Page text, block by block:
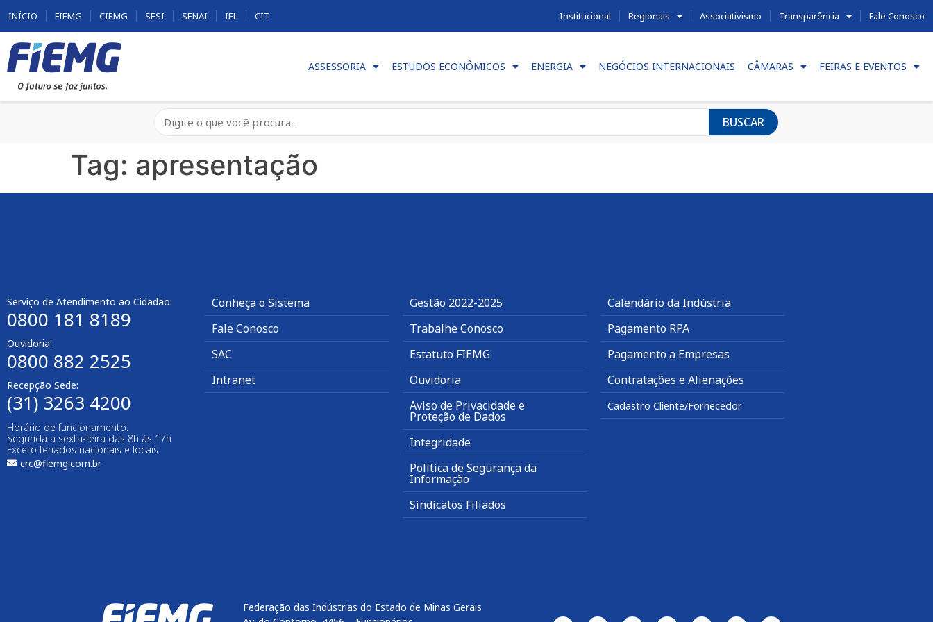
INÍCIO FIEMG CIEMG SESI SENAI IEL CIT Institucional Regionais Associativismo Transparência Fale Conosco
ASSESSORIA ESTUDOS ECONÔMICOS ENERGIA NEGÓCIOS INTERNACIONAIS CÂMARAS FEIRAS E EVENTOS
BUSCAR
Tag: apresentação
Serviço de Atendimento ao Cidadão:
0800 181 8189
Ouvidoria:
0800 882 2525
Recepção Sede:
(31) 3263 4200
Horário de funcionamento:
Segunda a sexta-feira das 8h às 17h
Exceto feriados nacionais e locais.
crc@fiemg.com.br
Conheça o Sistema
Fale Conosco
SAC
Intranet
Gestão 2022-2025
Trabalhe Conosco
Estatuto FIEMG
Ouvidoria
Aviso de Privacidade e
Proteção de Dados
Integridade
Política de Segurança da
Informação
Sindicatos Filiados
Calendário da Indústria
Pagamento RPA
Pagamento a Empresas
Contratações e Alienações
Cadastro Cliente/Fornecedor
Federação das Indústrias do Estado de Minas Gerais